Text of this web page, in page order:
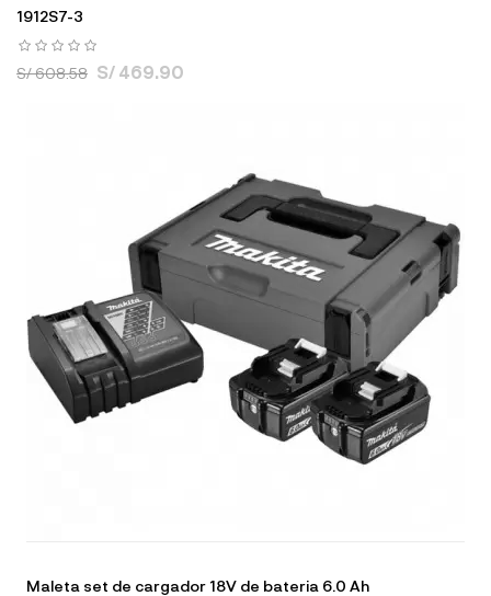
1912S7-3
S/ 608.58 S/ 469.90
Maleta set de cargador 18V de bateria 6.0 Ah